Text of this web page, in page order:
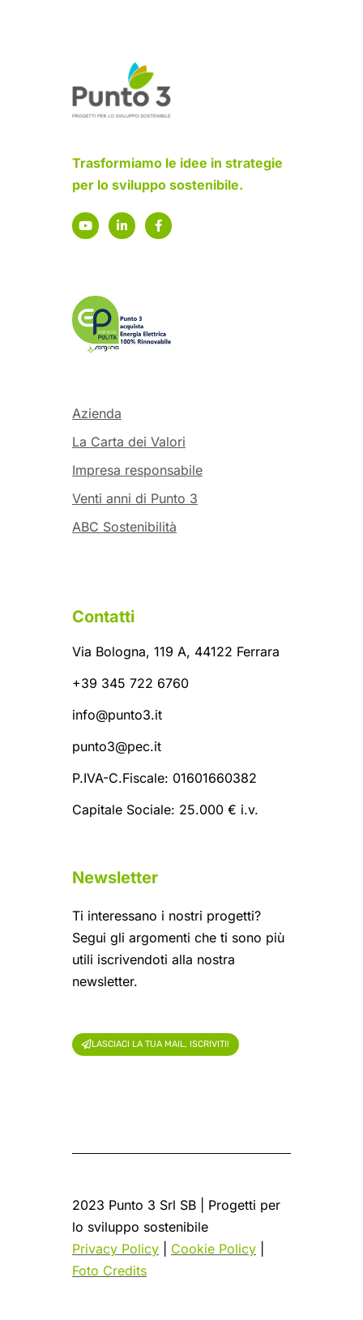
Trasformiamo le idee in strategie
per lo sviluppo sostenibile.
Azienda
La Carta dei Valori
Impresa responsabile
Venti anni di Punto 3
ABC Sostenibilità
Contatti
Via Bologna, 119 A, 44122 Ferrara
+39 345 722 6760
info@punto3.it
punto3@pec.it
P.IVA-C.Fiscale: 01601660382
Capitale Sociale: 25.000 € i.v.
Newsletter
Ti interessano i nostri progetti?
Segui gli argomenti che ti sono più
utili iscrivendoti alla nostra
newsletter.
LASCIACI LA TUA MAIL, ISCRIVITI!
2023 Punto 3 Srl SB | Progetti per
lo sviluppo sostenibile
Privacy Policy
Cookie Policy
Foto Credits